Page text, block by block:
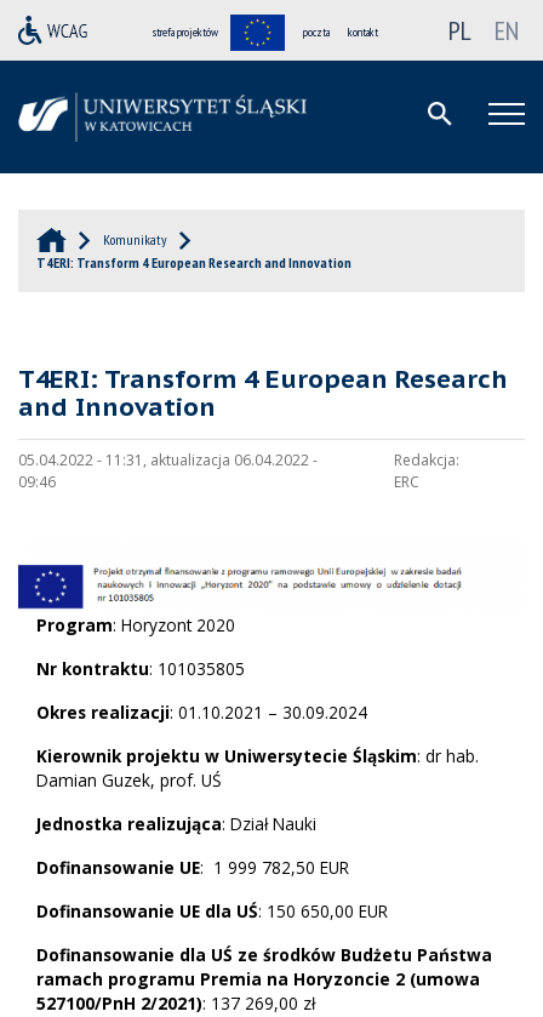
strefa projektów poczta kontakt PL EN
Komunikaty
T4ERI: Transform 4 European Research and Innovation
T4ERI: Transform 4 European Research
and Innovation
05.04.2022 - 11:31, aktualizacja 06.04.2022 -
09:46
Redakcja:
ERC
Program: Horyzont 2020
Nr kontraktu: 101035805
Okres realizacji: 01.10.2021 – 30.09.2024
Kierownik projektu w Uniwersytecie Śląskim: dr hab.
Damian Guzek, prof. UŚ
Jednostka realizująca: Dział Nauki
Dofinansowanie UE: 1 999 782,50 EUR
Dofinansowanie UE dla UŚ: 150 650,00 EUR
Dofinansowanie dla UŚ ze środków Budżetu Państwa
ramach programu Premia na Horyzoncie 2 (umowa
527100/PnH 2/2021): 137 269,00 zł